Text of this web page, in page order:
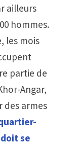
ailleurs
hommes.
les mois
partie de
Angar,
des armes
se